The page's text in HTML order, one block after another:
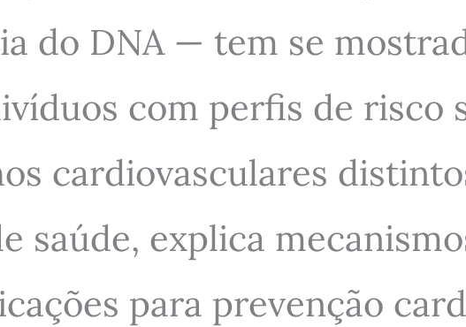
do DNA — tem se
com perfis de risco
cardiovasculares
saúde, explica
para prevenção